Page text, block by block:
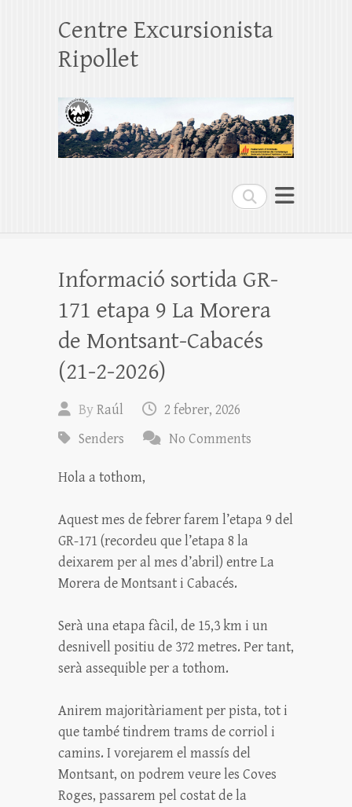
Search
Centre Excursionista
Ripollet
Informació sortida GR-
171 etapa 9 La Morera
de Montsant-Cabacés
(21-2-2026)
ByRaúl
2 febrer, 2026
Senders
No Comments
Hola a tothom,
Aquest mes de febrer farem l’etapa 9 del
GR-171 (recordeu que l’etapa 8 la
deixarem per al mes d’abril) entre La
Morera de Montsant i Cabacés.
Serà una etapa fàcil, de 15,3 km i un
desnivell positiu de 372 metres. Per tant,
serà assequible per a tothom.
Anirem majoritàriament per pista, tot i
que també tindrem trams de corriol i
camins. I vorejarem el massís del
Montsant, on podrem veure les Coves
Roges, passarem pel costat de la